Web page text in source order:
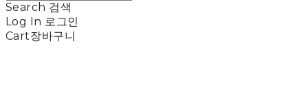
Search 검색
Log In 로그인
Cart장바구니